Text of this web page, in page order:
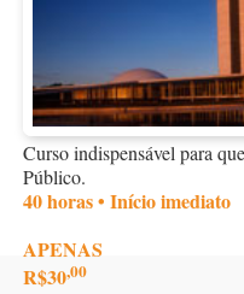
Curso indispensável para
Público.
40 horas • Início imediato
APENAS
R$30,00